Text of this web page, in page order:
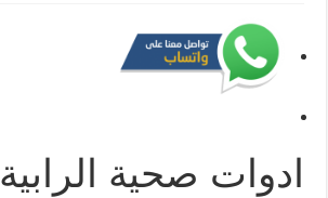
ادوات صحية الرابية